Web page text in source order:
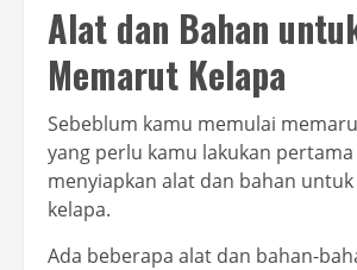
Alat dan Bahan
Memarut Kelapa
Sebeblum kamu memulai
yang perlu kamu lakukan
menyiapkan alat dan bahan
kelapa.
Ada beberapa alat dan bahan-